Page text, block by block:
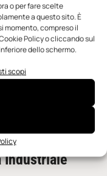
o per fare scelte
a questo sito. È
momento, compreso il
Policy o cliccando sul
dello schermo.
scopisensori per i
una pinza all’altra
Industriale